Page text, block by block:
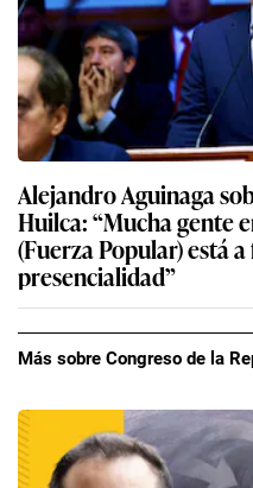
Alejandro Aguinaga
Huilca: “Mucha gente en nuestra agrupación
(Fuerza Popular) está
presencialidad”
Más sobre Congreso de la